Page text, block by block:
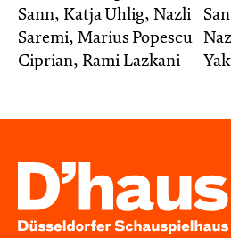
Sann, Katja Uhlig, Nazli
Saremi, Marius Popescu
Ciprian, Rami Lazkani